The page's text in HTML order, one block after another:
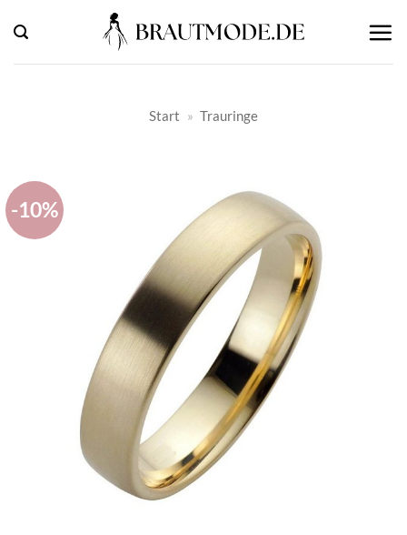
Inhalt
springen
Start » Trauringe
-10%